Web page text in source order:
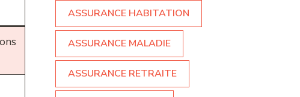
ASSURANCE HABITATION
ASSURANCE MALADIE
ASSURANCE RETRAITE